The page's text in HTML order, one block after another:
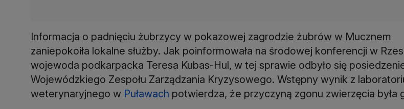
Informacja o padnięciu żubrzycy w pokazowej zagrodzie żubrów w Mucznem
zaniepokoiła lokalne służby. Jak poinformowała na środowej konferencji w
wojewoda podkarpacka Teresa Kubas-Hul, w tej sprawie odbyło się
Wojewódzkiego Zespołu Zarządzania Kryzysowego. Wstępny wynik z
weterynaryjnego w Puławach potwierdza, że przyczyną zgonu zwierzęcia była